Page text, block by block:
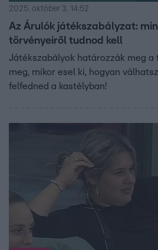
2025. október 3. 14:52
Az Árulók játékszabályzat:
törvényeiről tudnod kell
Játékszabályok határozzák meg a
meg, mikor esel ki, hogyan
felfedned a kastélyban!